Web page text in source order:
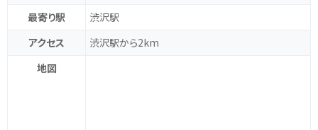
最寄り駅
渋沢駅
アクセス
渋沢駅から2km
地図